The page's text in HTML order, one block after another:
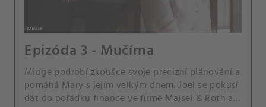
Epizóda 3 - Mučírna
Midge podrobí zkoušce svoje precizní plánování a
pomáhá Mary s jejím velkým dnem. Joel se pokusí
dát do pořádku finance ve firmě Maisel & Roth a